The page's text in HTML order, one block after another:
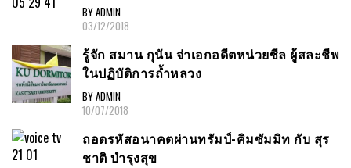
BY ADMIN
03/12/2018
รู้จัก สมาน กุนัน จ่าเอกอดีตหน่วยซีล ผู้สละชีพ
ในปฏิบัติการถ้ำหลวง
BY ADMIN
10/07/2018
ถอดรหัสอนาคตผ่านทรัมป์-คิมซัมมิท กับ สุร
ชาติ บำรุงสุข